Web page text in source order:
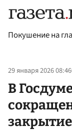
Покушение на
29 января 2026 08:46
В